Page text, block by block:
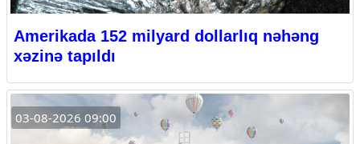
Amerikada 152 milyard dollarlıq nəhəng
xəzinə tapıldı
03-08-2026 09:00